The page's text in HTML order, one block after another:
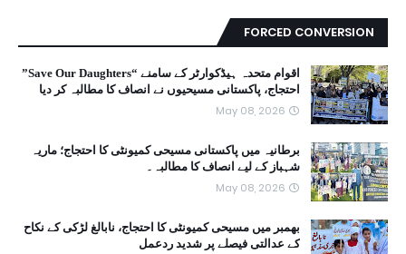
FORCED CONVERSION
اقوام متحدہ ہیڈکوارٹر کے سامنے “Save Our Daughters”
احتجاج، پاکستانی مسیحیوں نے انصاف کا مطالبہ کر دیا
May 08, 2026
برطانیہ میں پاکستانی مسیحی کمیونٹی کا احتجاج؛ ماریہ
شہباز کے لیے انصاف کا مطالبہ۔
May 08, 2026
بھمبر میں مسیحی کمیونٹی کا احتجاج، نابالغ لڑکی کے نکاح
کے عدالتی فیصلے پر شدید ردعمل